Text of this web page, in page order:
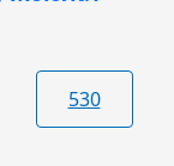
530